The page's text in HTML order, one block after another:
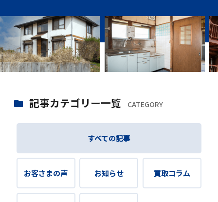
記事カテゴリー一覧 CATEGORY
すべての記事
お客さまの声 お知らせ 買取コラム